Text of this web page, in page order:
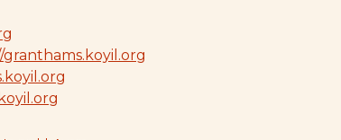
granthams.koyil.org